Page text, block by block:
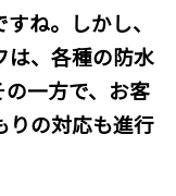
ね。しかし、
は、各種の防水
一方で、お客
りの対応も進行